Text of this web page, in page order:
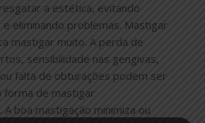
a estética, evitando
eliminando problemas. Mastigar
mastigar muito. A perda de
sensibilidade nas gengivas,
falta de obturações podem ser
forma de mastigar
A boa mastigação minimiza ou